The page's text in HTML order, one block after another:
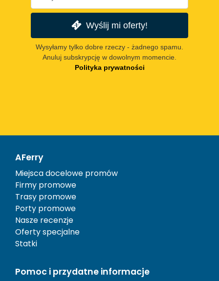
Wyślij mi oferty!
Wysyłamy tylko dobre rzeczy - żadnego spamu.
Anuluj subskrypcję w dowolnym momencie.
Polityka prywatności
AFerry
Miejsca docelowe promów
Firmy promowe
Trasy promowe
Porty promowe
Nasze recenzje
Oferty specjalne
Statki
Pomoc i przydatne informacje